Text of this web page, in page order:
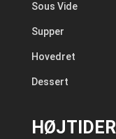
Sous Vide
Supper
Hovedret
Dessert
HØJTIDER